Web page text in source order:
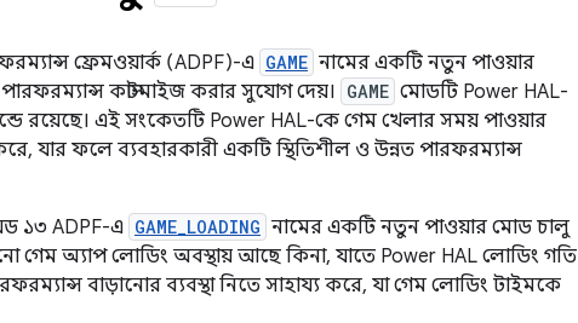
ফ্রেমওয়ার্ক (ADPF)-এ GAME নামের একটি নতুন পাওয়ার
কাস্টমাইজ করার সুযোগ দেয়।
GAME মোডটি Power HAL-
রয়েছে। এই সংকেতটি Power HAL-কে গেম খেলার সময় পাওয়ার
যার ফলে ব্যবহারকারী একটি স্থিতিশীল ও উন্নত পারফরম্যান্স
১৩ ADPF-এ GAME_LOADING নামের একটি নতুন পাওয়ার মোড চালু
গেম অ্যাপ লোডিং অবস্থায় আছে কিনা, যাতে Power HAL লোডিং গতি
বাড়ানোর ব্যবস্থা নিতে সাহায্য করে, যা গেম লোডিং টাইমকে